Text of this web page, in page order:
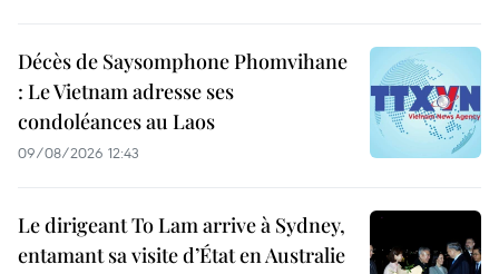
Décès de Saysomphone Phomvihane
: Le Vietnam adresse ses
condoléances au Laos
09/08/2026 12:43
Le dirigeant To Lam arrive à Sydney,
entamant sa visite d’État en Australie